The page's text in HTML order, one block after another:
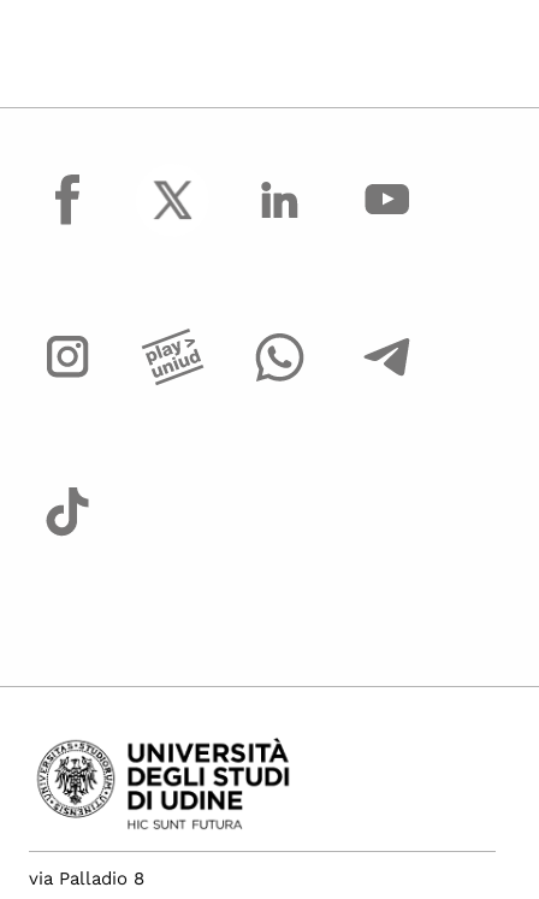
facebook
via Palladio 8